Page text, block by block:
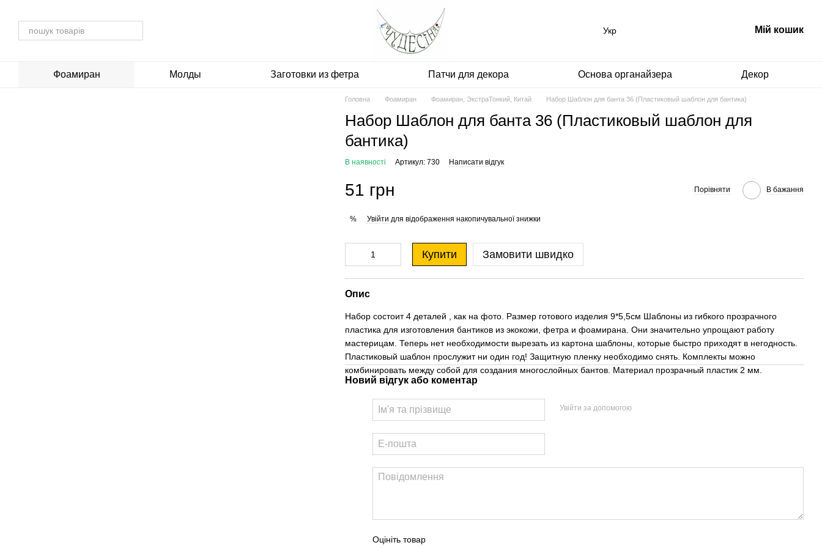
Укр Мій кошик
Фоамиран Молды Заготовки из фетра Патчи для декора Основа органайзера Декор
Головна Фоамиран Фоамиран, ЭкстраТонкий, Китай Набор Шаблон для банта 36 (Пластиковый шаблон для бантика)
Набор Шаблон для банта 36 (Пластиковый шаблон для
бантика)
В наявності Артикул: 730 Написати відгук
51 грн Порівняти В бажання
% Увійти для відображення накопичувальної знижки
Купити Замовити швидко
Опис
Набор состоит 4 деталей , как на фото. Размер готового изделия 9*5,5см Шаблоны из гибкого прозрачного
пластика для изготовления бантиков из экокожи, фетра и фоамирана. Они значительно упрощают работу
мастерицам. Теперь нет необходимости вырезать из картона шаблоны, которые быстро приходят в негодность.
Пластиковый шаблон прослужит ни один год! Защитную пленку необходимо снять. Комплекты можно
комбинировать между собой для создания многослойных бантов. Материал прозрачный пластик 2 мм.
Новий відгук або коментар
Увійти за допомогою
Оцініть товар